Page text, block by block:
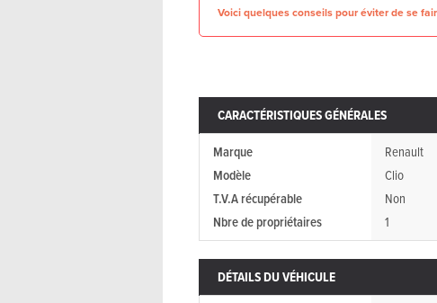
Voici quelques conseils pour éviter de se
CARACTÉRISTIQUES GÉNÉRALES
Marque
Renault
Modèle
Clio
T.V.A récupérable
Non
Nbre de propriétaires
1
DÉTAILS DU VÉHICULE